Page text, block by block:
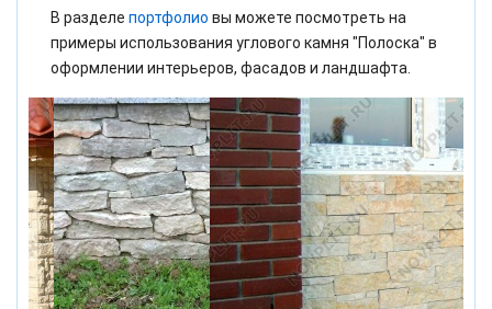
В разделе портфолио вы можете посмотреть на
примеры использования углового камня "Полоска" в
оформлении интерьеров, фасадов и ландшафта.